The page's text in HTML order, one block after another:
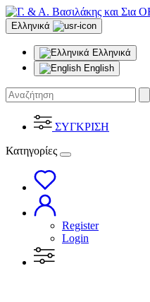
Ελληνικά
Ελληνικά
English
ΣΥΓΚΡΙΣΗ
Κατηγορίες
Register
Login